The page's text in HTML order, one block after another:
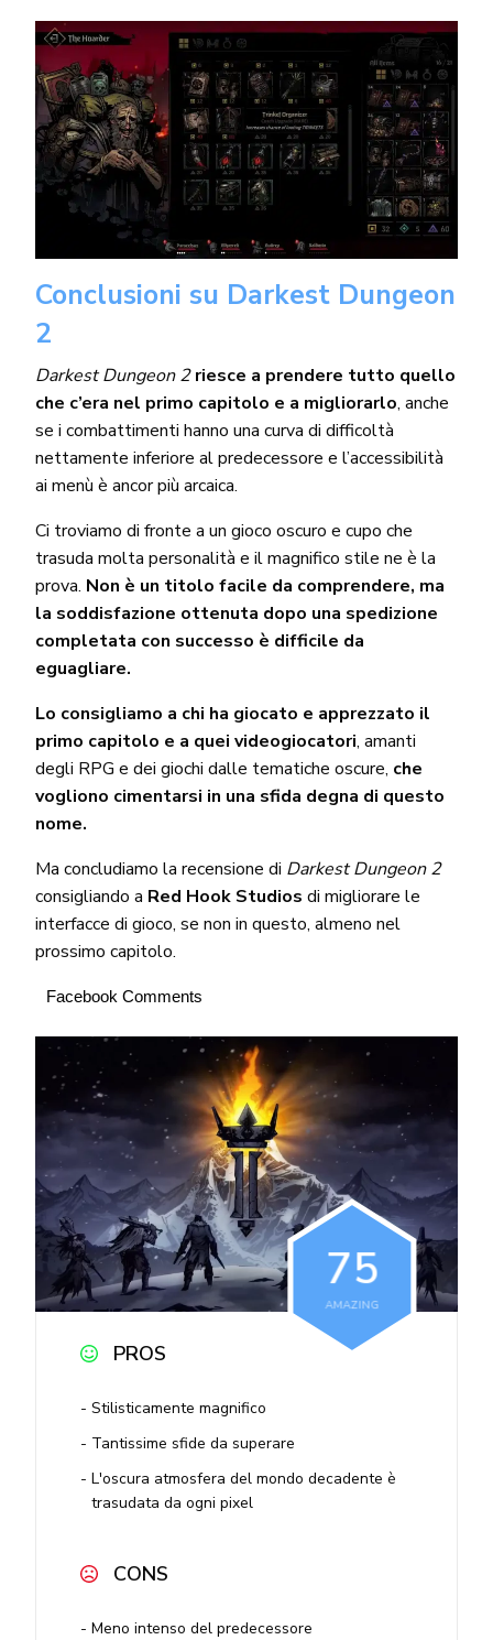
Conclusioni su Darkest Dungeon
2
Darkest Dungeon 2 riesce a prendere tutto quello
che c’era nel primo capitolo e a migliorarlo, anche
se i combattimenti hanno una curva di difficoltà
nettamente inferiore al predecessore e l’accessibilità
ai menù è ancor più arcaica.
Ci troviamo di fronte a un gioco oscuro e cupo che
trasuda molta personalità e il magnifico stile ne è la
prova. Non è un titolo facile da comprendere, ma
la soddisfazione ottenuta dopo una spedizione
completata con successo è difficile da
eguagliare.
Lo consigliamo a chi ha giocato e apprezzato il
primo capitolo e a quei videogiocatori, amanti
degli RPG e dei giochi dalle tematiche oscure, che
vogliono cimentarsi in una sfida degna di questo
nome.
Ma concludiamo la recensione di Darkest Dungeon 2
consigliando a Red Hook Studiosdi migliorare le
interfacce di gioco, se non in questo, almeno nel
prossimo capitolo.
Facebook Comments
75
AMAZING
PROS
Stilisticamente magnifico
Tantissime sfide da superare
L'oscura atmosfera del mondo decadente è
trasudata da ogni pixel
CONS
Meno intenso del predecessore